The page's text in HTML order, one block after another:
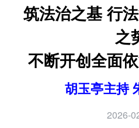
筑法治之基 行
之
不断开创全面
胡玉亭主持
2026-